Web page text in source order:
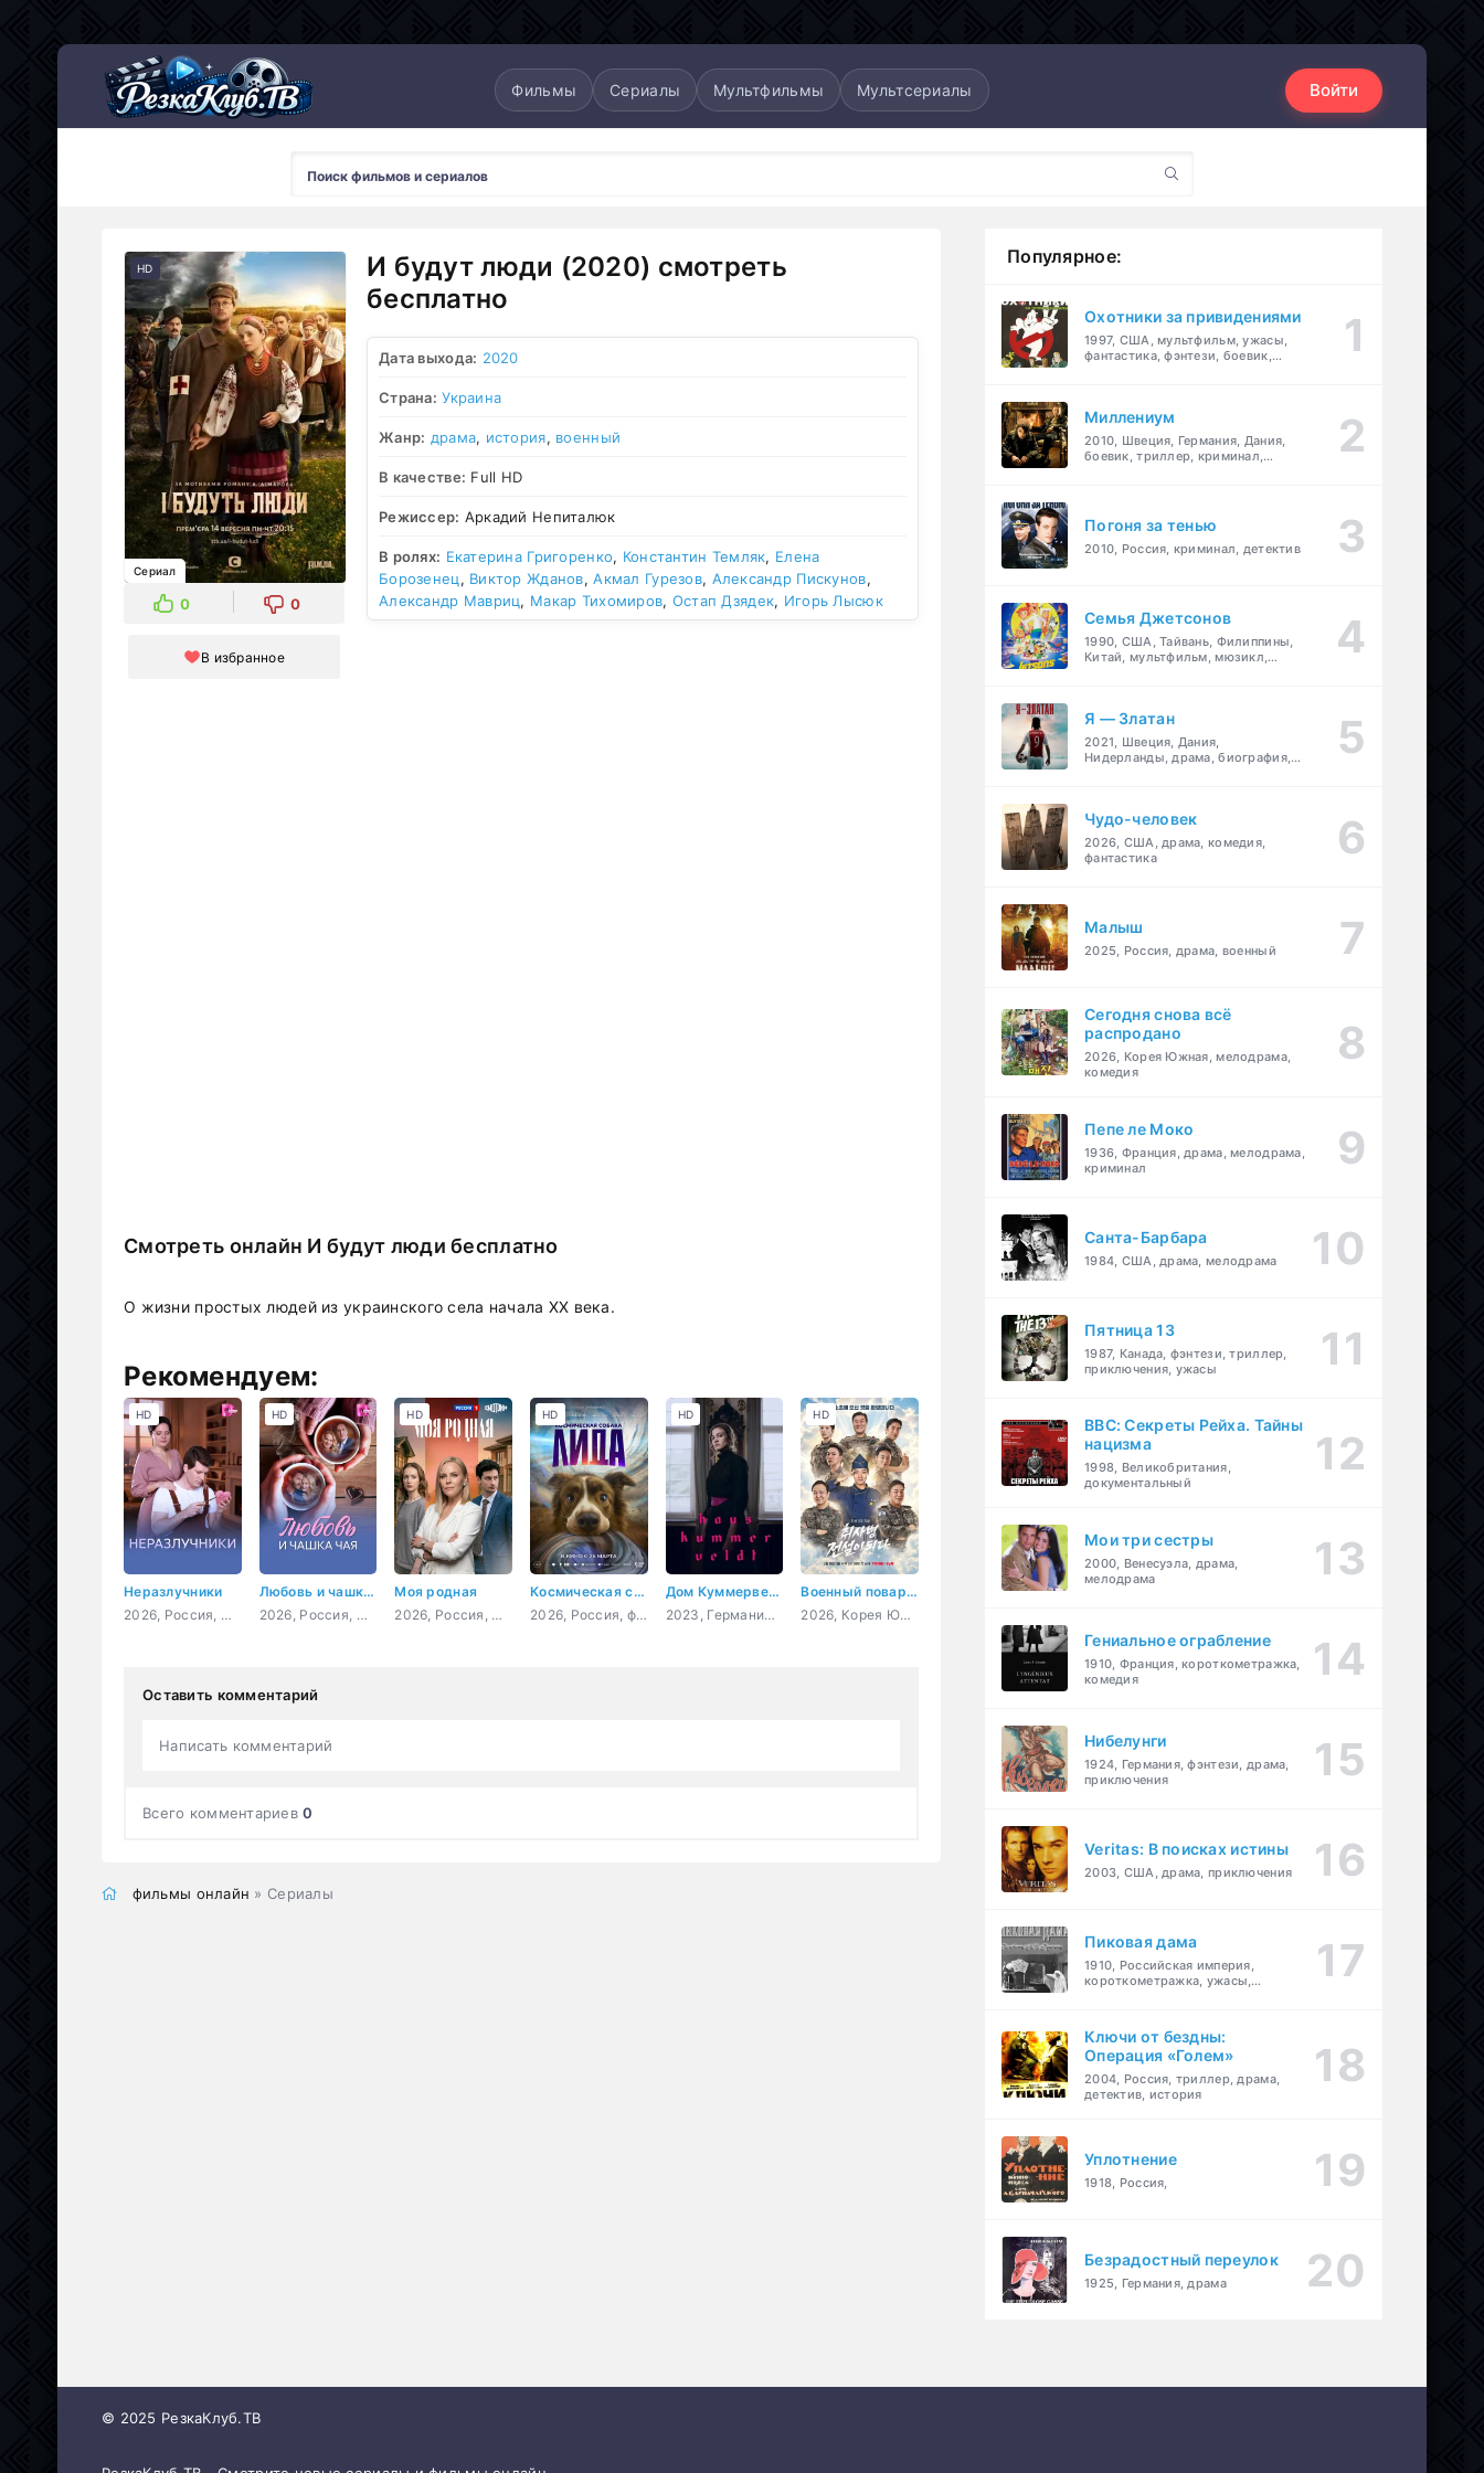
Фильмы Сериалы Мультфильмы Мультсериалы Войти
HD
Сериал
0 0
В избранное
И будут люди (2020) смотреть
бесплатно
Дата выхода: 2020
Страна: Украина
Жанр: драма, история, военный
В качестве: Full HD
Режиссер: Аркадий Непиталюк
В ролях: Екатерина Григоренко, Константин Темляк, Елена
Борозенец, Виктор Жданов,Акмал Гурезов, Александр Пискунов,
Александр Мавриц, Макар Тихомиров, Остап Дзядек, Игорь Лысюк
Смотреть онлайн И будут люди бесплатно
О жизни простых людей из украинского села начала XX века.
Рекомендуем:
Неразлучники
2026, Россия, мелодрама
HD
Любовь и чашка чая
2026, Россия, мелодрама, криминал
HD
Моя родная
2026, Россия, мелодрама
HD
Космическая собака Лида
2026, Россия, фантастика
HD
Дом Куммервельдта
2023, Германия, драма, комедия, история
HD
Военный повар становится легендой
2026, Корея Южная, комедия, фантастика
HD
Оставить комментарий
Написать комментарий
Всего комментариев0
фильмы онлайн » Сериалы
Популярное:
Охотники за привидениями
1997, США, мультфильм, ужасы,
фантастика, фэнтези, боевик,
Миллениум
2010, Швеция, Германия, Дания,
боевик, триллер, криминал,
Погоня за тенью
2010, Россия, криминал, детектив
Семья Джетсонов
1990, США, Тайвань, Филиппины,
Китай, мультфильм, мюзикл,
Я — Златан
2021, Швеция, Дания,
Нидерланды, драма, биография,
Чудо-человек
2026, США, драма, комедия,
фантастика
Малыш
2025, Россия, драма, военный
Сегодня снова всё
распродано
2026, Корея Южная, мелодрама,
комедия
Пепе ле Моко
1936, Франция, драма, мелодрама,
криминал
Санта-Барбара
1984, США, драма, мелодрама
Пятница 13
1987, Канада, фэнтези, триллер,
приключения, ужасы
BBC: Секреты Рейха. Тайны
нацизма
1998, Великобритания,
документальный
Мои три сестры
2000, Венесуэла, драма,
мелодрама
Гениальное ограбление
1910, Франция, короткометражка,
комедия
Нибелунги
1924, Германия, фэнтези, драма,
приключения
Veritas: В поисках истины
2003, США, драма, приключения
Пиковая дама
1910, Российская империя,
короткометражка, ужасы,
Ключи от бездны:
Операция «Голем»
2004, Россия, триллер, драма,
детектив, история
Уплотнение
1918, Россия,
Безрадостный переулок
1925, Германия, драма
© 2025 РезкаКлуб.ТВ
Мультсериалы